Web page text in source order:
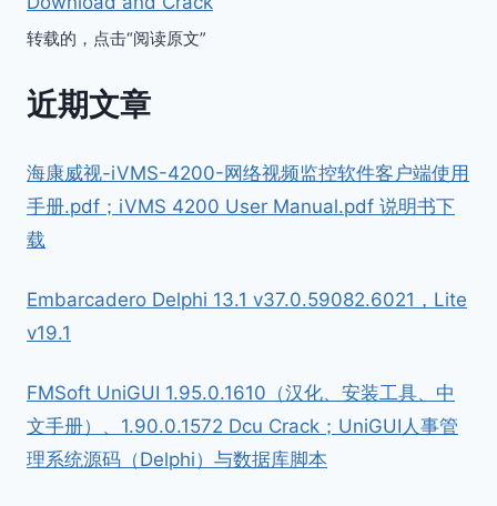
转载的，点击“阅读原文”
近期文章
海康威视-iVMS-4200-网络视频监控软件客户端使用
手册.pdf；iVMS 4200 User Manual.pdf 说明书下
载
Embarcadero Delphi 13.1 v37.0.59082.6021，Lite
v19.1
FMSoft UniGUI 1.95.0.1610（汉化、安装工具、中
文手册）、1.90.0.1572 Dcu Crack；UniGUI人事管
理系统源码（Delphi）与数据库脚本